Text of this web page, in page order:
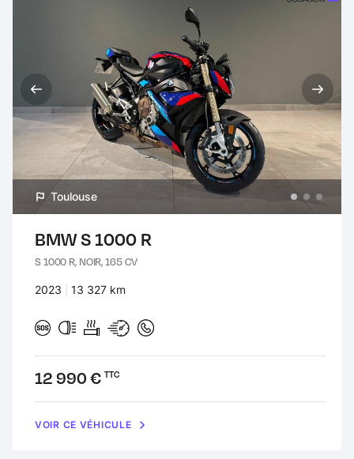
Toulouse
BMW S 1000 R
S 1000 R, NOIR, 165 CV
Années :
2023 Kilomètres :
13 327 km
Prix :
12 990 € TTC
VOIR CE VÉHICULE